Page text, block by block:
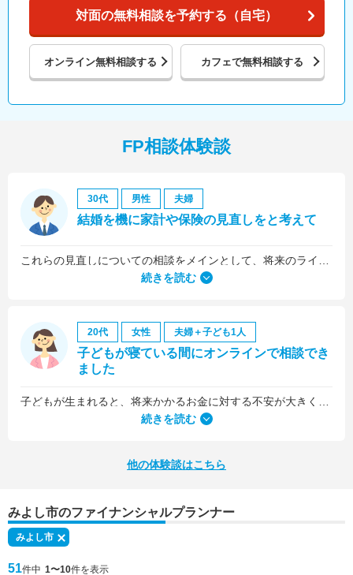
対面の無料相談を予約する（自宅）
オンライン無料相談する カフェで無料相談する
FP相談体験談
30代 男性 夫婦
結婚を機に家計や保険の見直しをと考えて
続きを読む
20代 女性 夫婦＋子ども1人
子どもが寝ている間にオンラインで相談でき
ました
何より、とても親身になって対応してくださって大満足。うちと同じように子どもの将来のお金のことで悩んでいる友人にも教えました。
続きを読む
他の体験談はこちら
みよし市のファイナンシャルプランナー
みよし市
51件中 1〜10件を表示